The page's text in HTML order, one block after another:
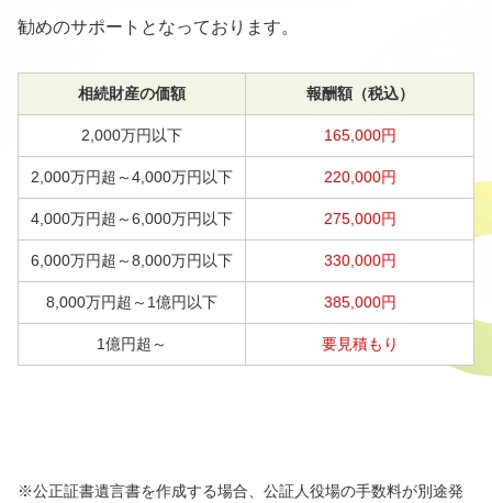
勧めのサポートとなっております。
相続財産の価額 報酬額（税込）
2,000万円以下 165,000円
2,000万円超～4,000万円以下 220,000円
4,000万円超～6,000万円以下 275,000円
6,000万円超～8,000万円以下 330,000円
8,000万円超～1億円以下 385,000円
1億円超～ 要見積もり
※公正証書遺言書を作成する場合、公証人役場の手数料が別途発